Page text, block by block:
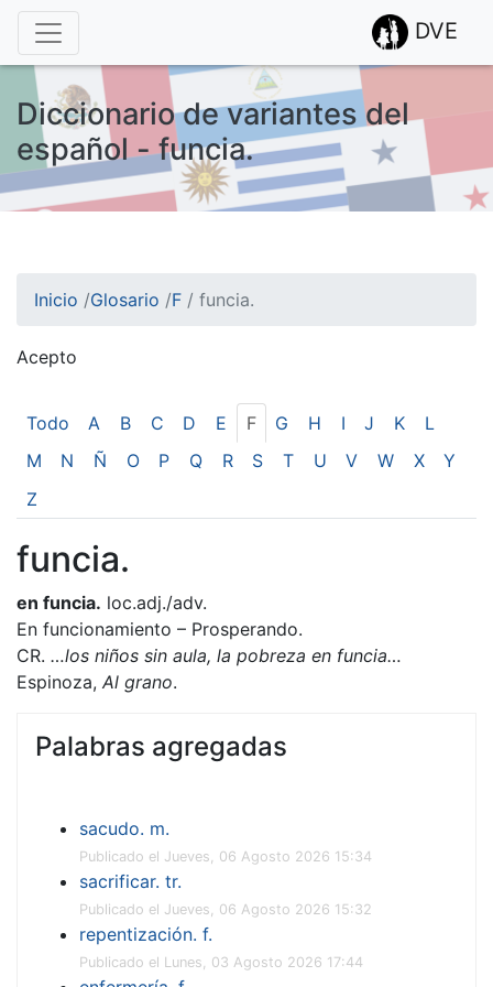
DVE
Diccionario de variantes del
español - funcia.
Inicio /Glosario /F / funcia.
Acepto
Esto nos ayuda a recolectar estadísticas de las visitas.
Todo A B C D E F G H I J K
L
M
N Ñ O P Q R S T U V W X
Y
Z
funcia.
en funcia. loc.adj./adv.
En funcionamiento – Prosperando.
CR. …los niños sin aula, la pobreza en funcia…
Espinoza, Al grano.
Palabras agregadas
sacudo. m.
Publicado el Jueves, 06 Agosto 2026 15:34
sacrificar. tr.
Publicado el Jueves, 06 Agosto 2026 15:32
repentización. f.
Publicado el Lunes, 03 Agosto 2026 17:44